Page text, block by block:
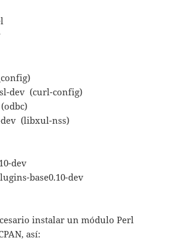
dev (curl-config)
(libxul-nss)
dev
base0.10-dev
instalar un módulo Perl
así: